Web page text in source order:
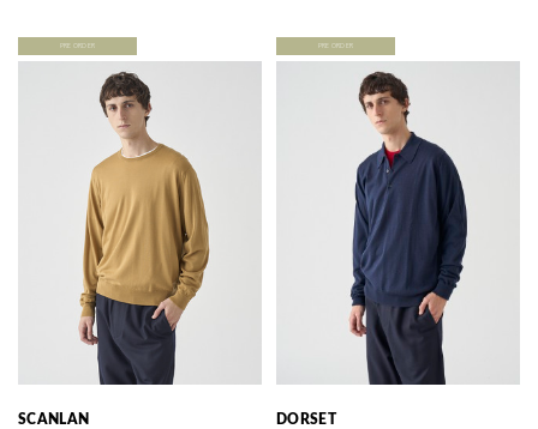
PRE ORDER
SCANLAN
PRE ORDER
DORSET